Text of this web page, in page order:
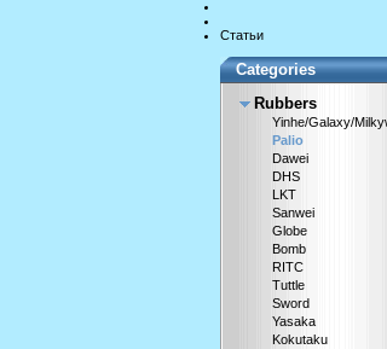
Статьи
Categories
Rubbers
Yinhe/Galaxy/
Palio
Dawei
DHS
LKT
Sanwei
Globe
Bomb
RITC
Tuttle
Sword
Yasaka
Kokutaku